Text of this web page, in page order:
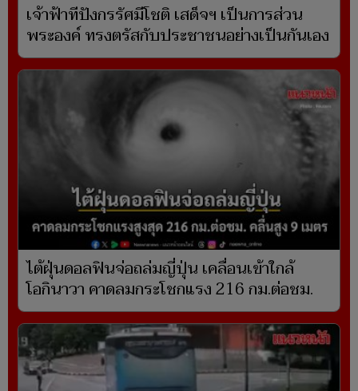
เจ้าฟ้าทีปังกรรัศมีโชติ เสด็จฯ เป็นการส่วน
พระองค์ ทรงตรัสกับประชาชนอย่างเป็นกันเอง
ไต้ฝุ่นดอลฟินจ่อถล่มญี่ปุ่น เคลื่อนเข้าใกล้
โอกินาวา คาดลมกระโชกแรง 216 กม.ต่อชม.